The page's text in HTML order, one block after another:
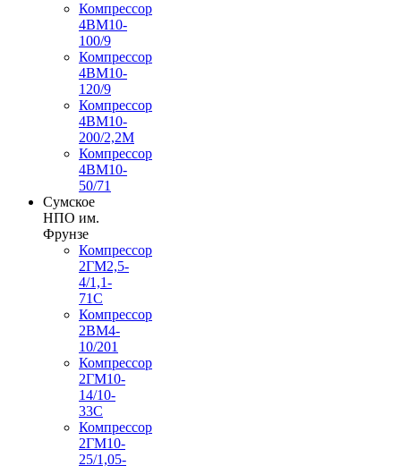
Компрессор
4ВМ10-
100/9
Компрессор
4ВМ10-
120/9
Компрессор
4ВМ10-
200/2,2М
Компрессор
4ВМ10-
50/71
Сумское
НПО им.
Фрунзе
Компрессор
2ГМ2,5-
4/1,1-
71С
Компрессор
2ВМ4-
10/201
Компрессор
2ГМ10-
14/10-
33С
Компрессор
2ГМ10-
25/1,05-